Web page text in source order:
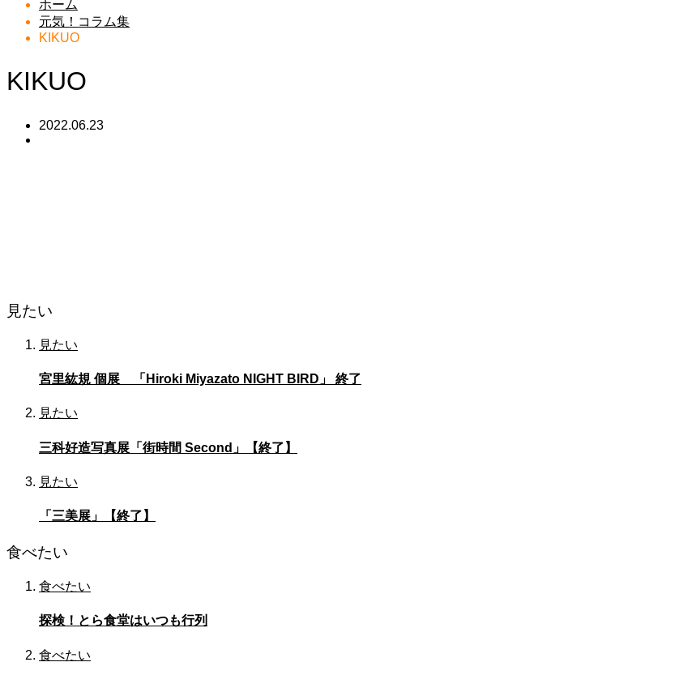
ホーム
元気！コラム集
KIKUO
KIKUO
2022.06.23
見たい
見たい
宮里紘規 個展 「Hiroki Miyazato NIGHT BIRD」 終了
見たい
三科好造写真展「街時間 Second」【終了】
見たい
「三美展」【終了】
食べたい
食べたい
探検！とら食堂はいつも行列
食べたい